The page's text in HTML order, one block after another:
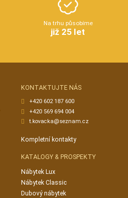
Na trhu působíme
již 25 let
KONTAKTUJTE NÁS
+420 602 187 600
+420 569 694 004
t.kovacka@seznam.cz
Kompletní kontakty
KATALOGY & PROSPEKTY
Nábytek Lux
Nábytek Classic
Dubový nábytek